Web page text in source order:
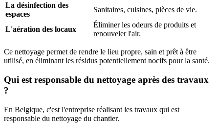
La désinfection des
espaces
Sanitaires, cuisines, pièces de vie.
L'aération des locaux
Éliminer les odeurs de produits et
renouveler l'air.
Ce nettoyage permet de rendre le lieu propre, sain et prêt à être
utilisé, en éliminant les résidus potentiellement nocifs pour la santé.
Qui est responsable du nettoyage après des travaux
?
En Belgique, c'est l'entreprise réalisant les travaux qui est
responsable du nettoyage du chantier.